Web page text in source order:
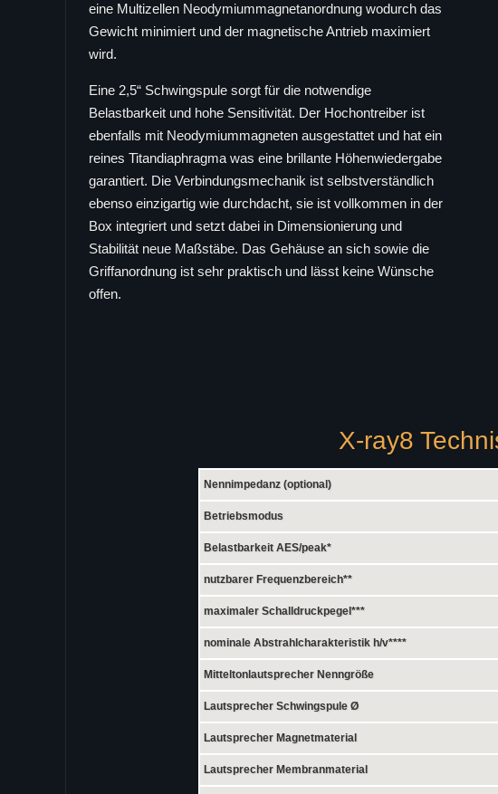
eine Multizellen Neodymiummagnetanordnung wodurch das
Gewicht minimiert und der magnetische Antrieb maximiert
wird.
Eine 2,5“ Schwingspule sorgt für die notwendige
Belastbarkeit und hohe Sensitivität. Der Hochontreiber ist
ebenfalls mit Neodymiummagneten ausgestattet und hat ein
reines Titandiaphragma was eine brillante Höhenwiedergabe
garantiert. Die Verbindungsmechanik ist selbstverständlich
ebenso einzigartig wie durchdacht, sie ist vollkommen in der
Box integriert und setzt dabei in Dimensionierung und
Stabilität neue Maßstäbe. Das Gehäuse an sich sowie die
Griffanordnung ist sehr praktisch und lässt keine Wünsche
offen.
X-ray8
Nennimpedanz (optional)
Betriebsmodus
Belastbarkeit AES/peak*
nutzbarer Frequenzbereich**
maximaler Schalldruckpegel***
nominale Abstrahlcharakteristik h/v****
Mitteltonlautsprecher Nenngröße
Lautsprecher Schwingspule Ø
Lautsprecher Magnetmaterial
Lautsprecher Membranmaterial